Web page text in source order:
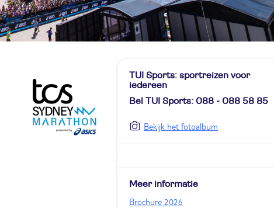
TUI Sports: sportreizen voor
iedereen
Bel TUI Sports: 088 - 088 58 85
Bekijk het fotoalbum
Meer informatie
Brochure 2026